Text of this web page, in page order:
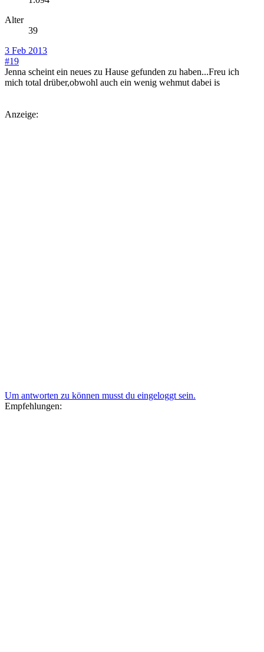
Alter
39
3 Feb 2013
#19
Jenna scheint ein neues zu Hause gefunden zu haben...Freu ich
mich total drüber,obwohl auch ein wenig wehmut dabei is
Anzeige:
Um antworten zu können musst du eingeloggt sein.
Empfehlungen: